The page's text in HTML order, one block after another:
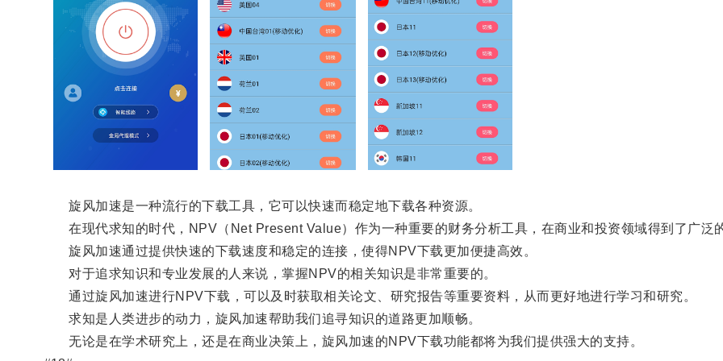
旋风加速是一种流行的下载工具，它可以快速而稳定地下载各种资源。
在现代求知的时代，NPV（Net Present Value）作为一种重要的财务分析工具，在商业和投资领域得到了广泛
旋风加速通过提供快速的下载速度和稳定的连接，使得NPV下载更加便捷高效。
对于追求知识和专业发展的人来说，掌握NPV的相关知识是非常重要的。
通过旋风加速进行NPV下载，可以及时获取相关论文、研究报告等重要资料，从而更好地进行学习和研究。
求知是人类进步的动力，旋风加速帮助我们追寻知识的道路更加顺畅。
无论是在学术研究上，还是在商业决策上，旋风加速的NPV下载功能都将为我们提供强大的支持。